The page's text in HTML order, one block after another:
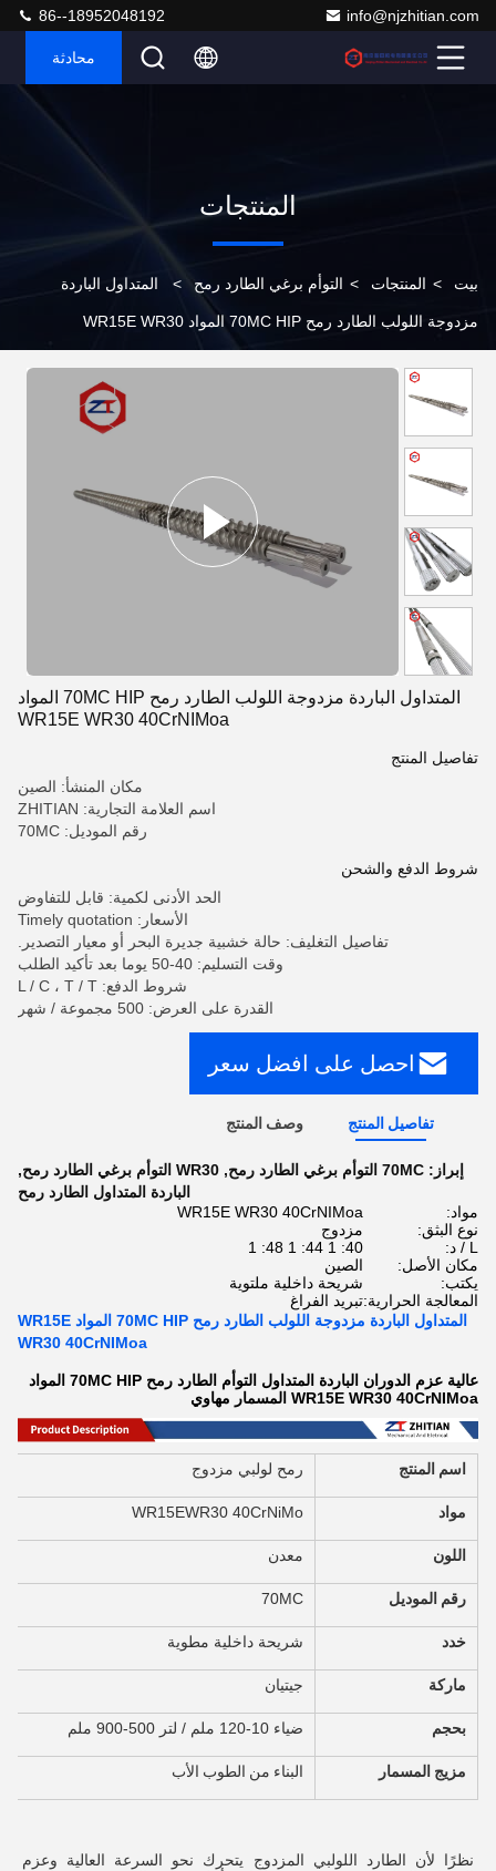
info@njzhitian.com
86--18952048192
محادثة
المنتجات
بيت > المنتجات > التوأم برغي الطارد رمح > المتداول الباردة
مزدوجة اللولب الطارد رمح 70MC HIP المواد WR15E WR30
المتداول الباردة مزدوجة اللولب الطارد رمح 70MC HIP المواد
WR15E WR30 40CrNIMoa
تفاصيل المنتج
مكان المنشأ: الصين
اسم العلامة التجارية: ZHITIAN
رقم الموديل: 70MC
شروط الدفع والشحن
الحد الأدنى لكمية: قابل للتفاوض
الأسعار: Timely quotation
تفاصيل التغليف: حالة خشبية جديرة البحر أو معيار التصدير.
وقت التسليم: 40-50 يوما بعد تأكيد الطلب
شروط الدفع: L / C ، T / T
القدرة على العرض: 500 مجموعة / شهر
احصل على افضل سعر
تفاصيل المنتج وصف المنتج
إبراز: 70MC التوأم برغي الطارد رمح , WR30 التوأم برغي الطارد رمح
,
الباردة المتداول الطارد رمح
مواد:
WR15E WR30 40CrNIMoa
نوع البثق:
مزدوج
L / د:
40: 1 44: 1 48: 1
مكان الأصل:
الصين
يكتب:
شريحة داخلية ملتوية
المعالجة الحرارية:تبريد الفراغ
المتداول الباردة مزدوجة اللولب الطارد رمح 70MC HIP المواد WR15E
WR30 40CrNIMoa
عالية عزم الدوران الباردة المتداول التوأم الطارد رمح 70MC HIP المواد
WR15E WR30 40CrNIMoa المسمار مهاوي
اسم المنتج رمح لولبي مزدوج
مواد WR15EWR30 40CrNiMo
اللون معدن
رقم الموديل 70MC
خدد شريحة داخلية مطوية
ماركة جيتيان
بحجم ضياء 10-120 ملم / لتر 500-900 ملم
مزيج المسمار البناء من الطوب الأب